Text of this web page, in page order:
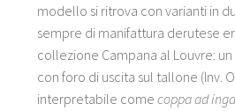
modello si ritrova con varianti in
sempre di manifattura derutese
collezione Campana al Louvre:
con foro di uscita sul tallone (Inv.
interpretabile come coppa ad